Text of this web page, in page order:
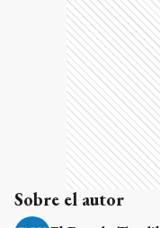
Sobre el autor